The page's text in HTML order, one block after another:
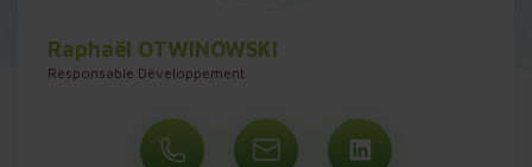
Raphaël OTWINOWSKI
Responsable Développement